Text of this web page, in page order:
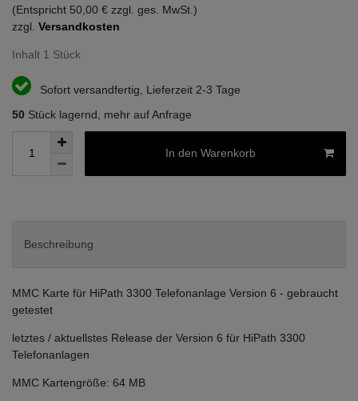
(Entspricht 50,00 € zzgl. ges. MwSt.)
zzgl. Versandkosten
Inhalt 1 Stück
Sofort versandfertig, Lieferzeit 2-3 Tage
50 Stück lagernd, mehr auf Anfrage
In den Warenkorb
Beschreibung
MMC Karte für HiPath 3300 Telefonanlage Version 6 - gebraucht
getestet
letztes / aktuellstes Release der Version 6 für HiPath 3300
Telefonanlagen
MMC Kartengröße: 64 MB